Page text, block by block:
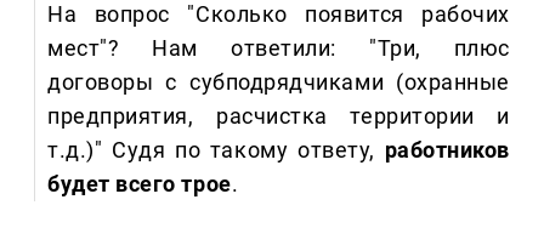
На вопрос "Сколько появится рабочих
мест"? Нам ответили: "Три, плюс
договоры с субподрядчиками (охранные
предприятия, расчистка территории и
т.д.)" Судя по такому ответу, работников
будет всего трое.